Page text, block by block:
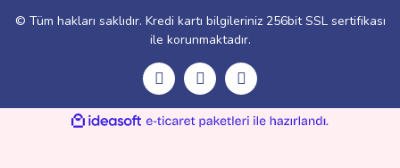
© Tüm hakları saklıdır. Kredi kartı bilgileriniz 256bit SSL sertifikası
ile korunmaktadır.
ideasoft
e-